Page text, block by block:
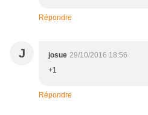
Répondre
J josue 29/10/2016 18:56
+1
Répondre